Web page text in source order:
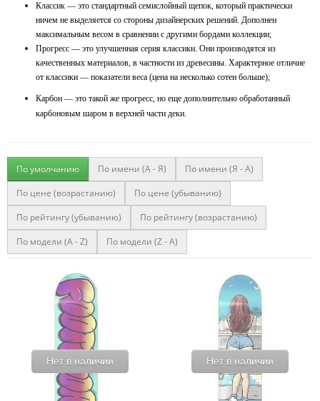
Классик — это стандартный семислойный щепок, который практически
ничем не выделяется со стороны дизайнерских решений. Дополнен
максимальным весом в сравнении с другими бордами коллекции;
Прогресс — это улучшенная серия классики. Они производятся из
качественных материалов, в частности из древесины. Характерное отличие
от классики — показатели веса (цена на несколько сотен больше);
Карбон — это такой же прогресс, но еще дополнительно обработанный
карбоновым шаром в верхней части деки.
По умолчанию По имени (A - Я)
По имени (Я - A)
По цене (возрастанию)
По цене (убыванию)
По рейтингу (убыванию)
По рейтингу (возрастанию)
По модели (A - Z)
По модели (Z - A)
Нет в наличии Нет в наличии